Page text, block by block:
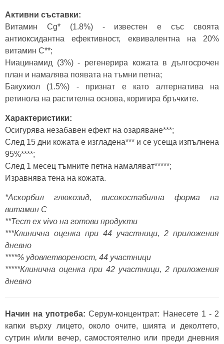
Активни съставки:
Витамин Cg* (1.8%) - известен е със своята
антиоксидантна ефективност, еквивалентна на 20%
витамин С**;
Ниацинамид (3%) - регенерира кожата в дългосрочен
план и намалява появата на тъмни петна;
Бакухиол (1.5%) - признат е като алтернатива на
ретинола на растителна основа, коригира бръчките.
Характеристики:
Осигурява незабавен ефект на озаряване***;
След 15 дни кожата е изгладена*** и се усеща изпълнена
95%****;
След 1 месец тъмните петна намаляват*****;
Изравнява тена на кожата.
*Аскорбил глюкозид, високостабилна форма на
витамин С
**Тест ex vivo на готови продукти
***Клинична оценка при 44 участници, 2 приложения
дневно
****% удовлетвореност, 44 участници
*****Клинична оценка при 42 участници, 2 приложения
дневно
Начин на употреба:Серум-концентрат: Нанесете 1 - 2
капки върху лицето, около очите, шията и деколтето,
сутрин и/или вечер, самостоятелно или преди дневния